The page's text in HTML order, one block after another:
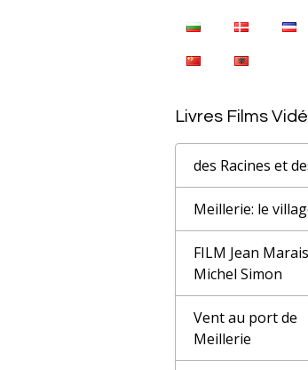
Livres Films
des Racines et
Meillerie: le
FILM Jean Marais
Michel Simon
Vent au port de
Meillerie